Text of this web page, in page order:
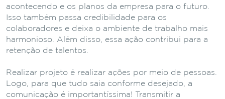
acontecendo e os planos da empresa para o futuro.
Isso também passa credibilidade para os
colaboradores e deixa o ambiente de trabalho mais
harmonioso. Além disso, essa ação contribui para a
retenção de talentos.
Realizar projeto é realizar ações por meio de pessoas.
Logo, para que tudo saia conforme desejado, a
comunicação é importantíssima! Transmitir a